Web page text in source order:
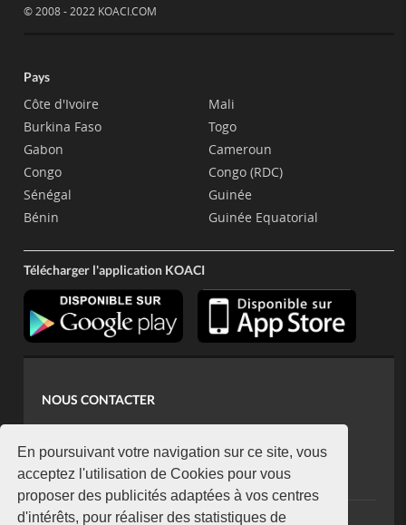
En poursuivant votre navigation sur ce site, vous
acceptez l'utilisation de Cookies pour vous
proposer des publicités adaptées à vos centres
d'intérêts, pour réaliser des statistiques de
© 2008 - 2022 KOACI.COM
Pays
Côte d'Ivoire
Burkina Faso
Gabon
Congo
Sénégal
Bénin
Mali
Togo
Cameroun
Congo (RDC)
Guinée
Guinée Equatorial
Télécharger l'application KOACI
NOUS CONTACTER
koaci@yahoo.fr
+225 07 08 85 52 93